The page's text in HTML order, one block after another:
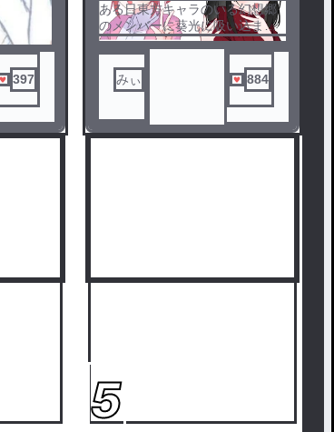
397
ある日東方キャラのいる幻想郷
のメンバーに葵光に吸い込まれ
てしまったそしたらからぴちの
世界に転生していた？！これか
らどうなる！？
みぃ 884
5